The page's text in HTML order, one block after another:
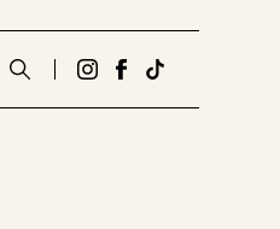
גדעון
קוסמטיקס
לעמוד
הפייסבוק
Tiktok
link